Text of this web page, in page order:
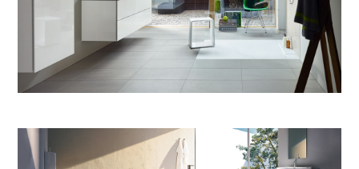
2025-BRAVAT-2 2025-BRAVAT-1